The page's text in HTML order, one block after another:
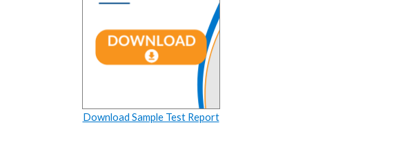
Download Sample Test Report